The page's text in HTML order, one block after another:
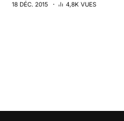
18 DÉC. 2015 4,8K VUES